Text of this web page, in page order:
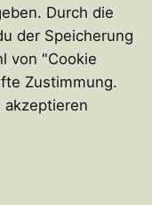
Durch die
der Speicherung
von "Cookie
Zustimmung.
akzeptieren